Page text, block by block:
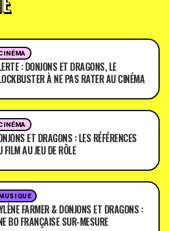
: DONJONS ET DRAGONS, LE
À NE PAS RATER AU CINÉMA
ET DRAGONS : LES RÉFÉRENCES
FILM AU JEU DE RÔLE
FARMER & DONJONS ET DRAGONS :
BO FRANÇAISE SUR-MESURE